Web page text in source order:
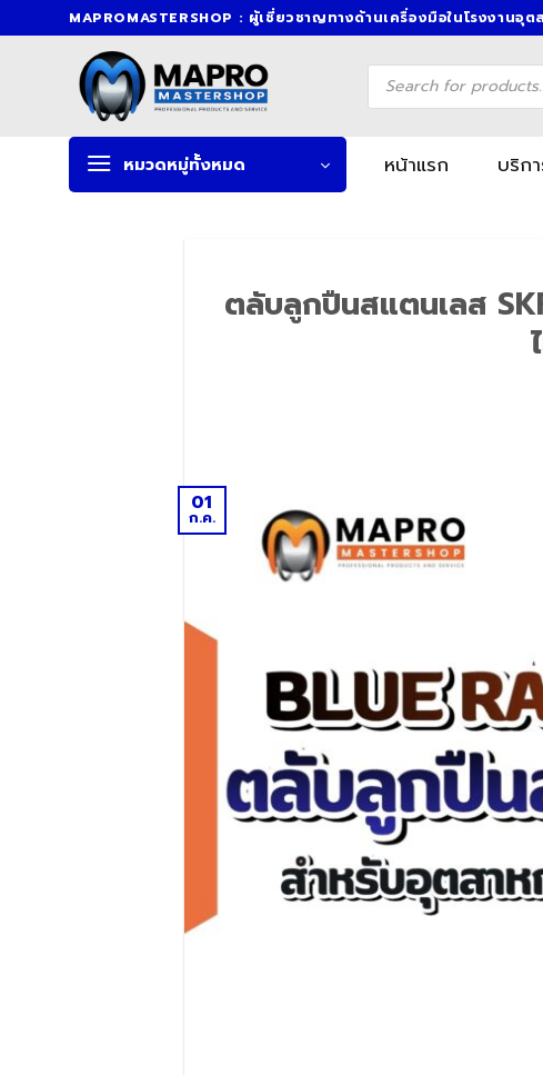
to
MAPROMASTERSHOP : ผู้เชี่ยวชาญทางด้านเครื่องมือในโรงงานอุต
Products
search
หมวดหมู่ทั้งหมด หน้าแรก บริก
ตลับลูกปืนสแตนเลส
01
ก.ค.